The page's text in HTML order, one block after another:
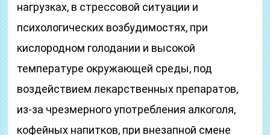
нагрузках, в стрессовой ситуации и
психологических возбудимостях, при
кислородном голодании и высокой
температуре окружающей среды, под
воздействием лекарственных препаратов,
из-за чрезмерного употребления алкоголя,
кофейных напитков, при внезапной смене